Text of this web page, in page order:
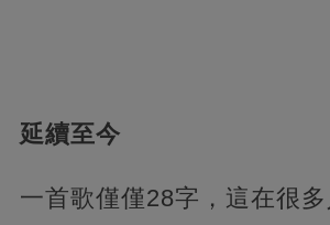
延續至今
一首歌僅僅28字，這在很